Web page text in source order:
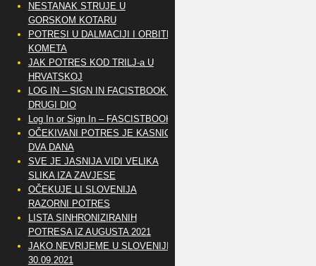
NESTANAK STRUJE U
GORSKOM KOTARU
POTRESI U DALMACIJI I ORBITE
KOMETA
JAK POTRES KOD TRILJ-a U
HRVATSKOJ
LOG IN – SIGN IN FACISTBOOK –
DRUGI DIO
Log In or Sign In – FASCISTBOOK
OČEKIVANI POTRES JE KASNIO
DVA DANA
SVE JE JASNIJA VIDI VELIKA
SLIKA IZA ZAVJESE
OČEKUJE LI SLOVENIJA
RAZORNI POTRES
LISTA SINHRONIZIRANIH
POTRESA IZ AUGUSTA 2021
JAKO NEVRIJEME U SLOVENIJI
30.09.2021